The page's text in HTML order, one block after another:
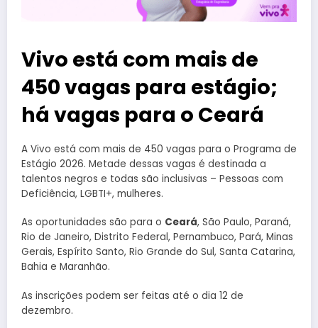
Vivo está com mais de
450 vagas para estágio;
há vagas para o Ceará
A Vivo está com mais de 450 vagas para o Programa de
Estágio 2026. Metade dessas vagas é destinada a
talentos negros e todas são inclusivas – Pessoas com
Deficiência, LGBTI+, mulheres.
As oportunidades são para o Ceará, São Paulo, Paraná,
Rio de Janeiro, Distrito Federal, Pernambuco, Pará, Minas
Gerais, Espírito Santo, Rio Grande do Sul, Santa Catarina,
Bahia e Maranhão.
As inscrições podem ser feitas até o dia 12 de
dezembro.